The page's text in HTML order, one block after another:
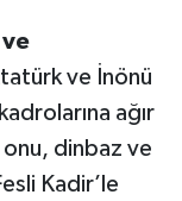
ve
ve İnönü
ağır
dinbaz ve
Kadir’le